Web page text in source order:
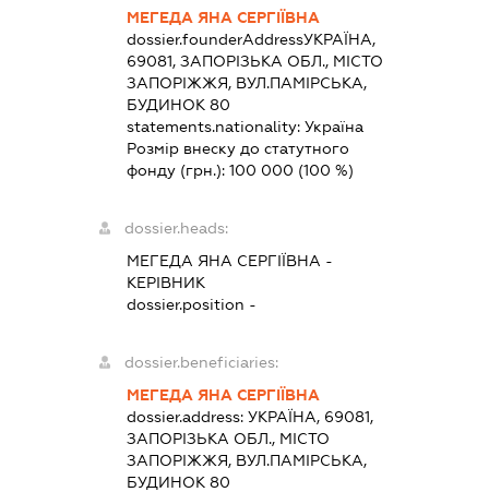
МЕГЕДА ЯНА СЕРГІЇВНА
dossier.founderAddressУКРАЇНА,
69081, ЗАПОРІЗЬКА ОБЛ., МІСТО
ЗАПОРІЖЖЯ, ВУЛ.ПАМІРСЬКА,
БУДИНОК 80
statements.nationality: Україна
Розмір внеску до статутного
фонду (грн.): 100 000 (100 %)
dossier.heads:
МЕГЕДА ЯНА СЕРГІЇВНА -
КЕРІВНИК
dossier.position -
dossier.beneficiaries:
МЕГЕДА ЯНА СЕРГІЇВНА
dossier.address: УКРАЇНА, 69081,
ЗАПОРІЗЬКА ОБЛ., МІСТО
ЗАПОРІЖЖЯ, ВУЛ.ПАМІРСЬКА,
БУДИНОК 80